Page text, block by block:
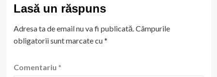
Lasă un răspuns
Adresa ta de email nu va fi publicată.Câmpurile
obligatorii sunt marcate cu*
Comentariu *